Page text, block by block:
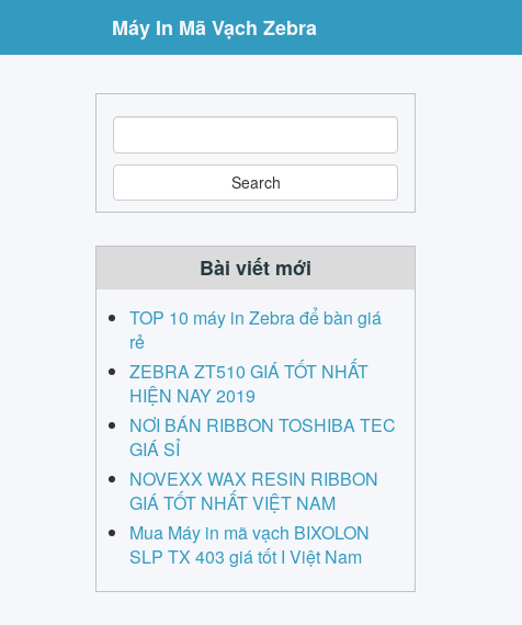
Máy In Mã Vạch Zebra
S
e
a
r
h
Bài viết mới
TOP 10 máy in Zebra để bàn giá
rẻ
ZEBRA ZT510 GIÁ TỐT NHẤT
HIỆN NAY 2019
NƠI BÁN RIBBON TOSHIBA TEC
GIÁ SỈ
NOVEXX WAX RESIN RIBBON
GIÁ TỐT NHẤT VIỆT NAM
Mua Máy in mã vạch BIXOLON
SLP TX 403 giá tốt I Việt Nam